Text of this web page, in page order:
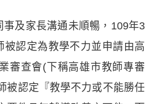
事及家長溝通未順暢，109年3
被認定為教學不力並申請由高
審查會(下稱高雄市教師專審
被認定『教學不力或不能勝任